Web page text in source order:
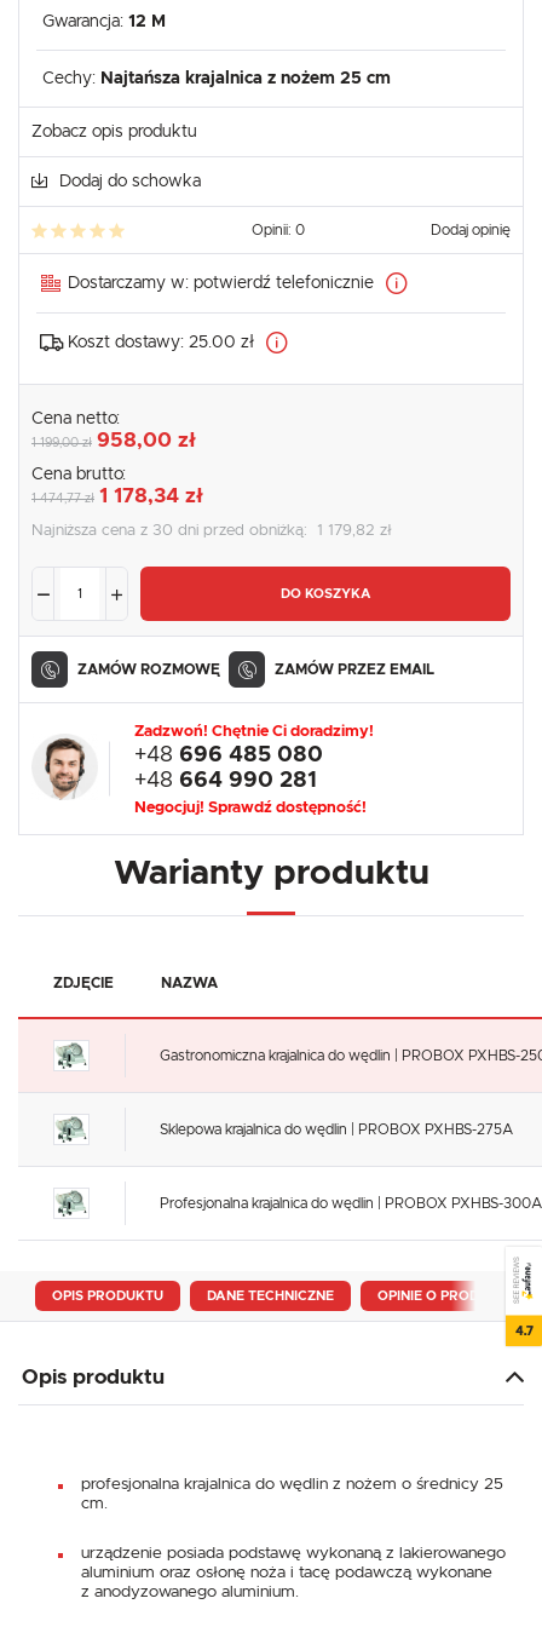
Gwarancja: 12 M
Cechy: Najtańsza krajalnica z nożem 25 cm
Zobacz opis produktu
Dodaj do schowka
Opinii: 0 Dodaj opinię
Dostarczamy w: potwierdź telefonicznie
Koszt dostawy: 25.00 zł
Cena netto:
1 199,00 zł 958,00 zł
Cena brutto:
1 474,77 zł 1 178,34 zł
Najniższa cena z 30 dni przed obniżką: 1 179,82 zł
DO KOSZYKA
ZAMÓW ROZMOWĘ ZAMÓW PRZEZ EMAIL
Zadzwoń! Chętnie Ci doradzimy!
+48 696 485 080
+48 664 990 281
Negocjuj! Sprawdź dostępność!
Warianty produktu
ZDJĘCIE NAZWA
Gastronomiczna krajalnica do wędlin | PROBOX PXHBS-
Sklepowa krajalnica do wędlin | PROBOX PXHBS-275A
Profesjonalna krajalnica do wędlin | PROBOX PXHBS-300A
OPIS PRODUKTU DANE TECHNICZNE OPINIE O PRODUKCIE
Opis produktu
profesjonalna krajalnica do wędlin z nożem o średnicy 25
cm.
urządzenie posiada podstawę wykonaną z lakierowanego
aluminium oraz osłonę noża i tacę podawczą wykonane
z anodyzowanego aluminium.
SEE REVIEWS
4.7